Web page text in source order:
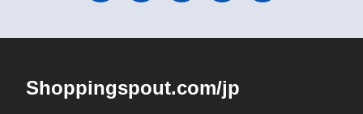
Shoppingspout.com/jp